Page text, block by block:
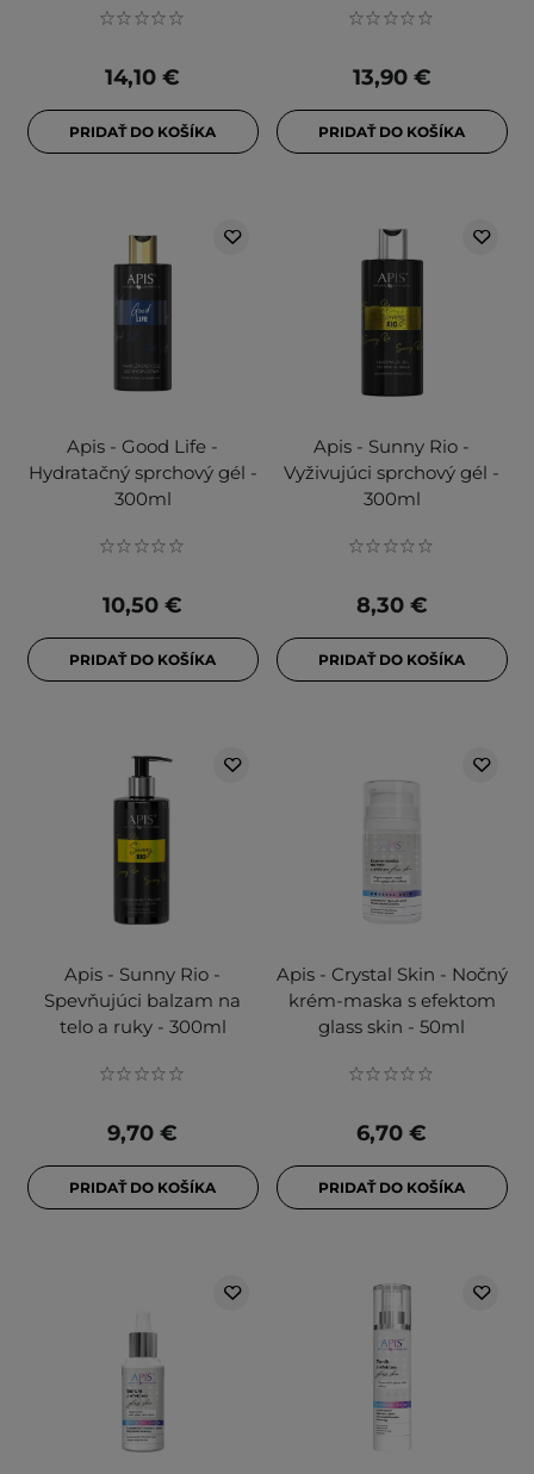
14,10 €
PRIDAŤ DO KOŠÍKA
13,90 €
PRIDAŤ DO KOŠÍKA
Apis - Good Life -
Hydratačný sprchový gél -
300ml
10,50 €
PRIDAŤ DO KOŠÍKA
Apis - Sunny Rio -
Vyživujúci sprchový gél -
300ml
8,30 €
PRIDAŤ DO KOŠÍKA
Apis - Sunny Rio -
Spevňujúci balzam na
telo a ruky - 300ml
9,70 €
PRIDAŤ DO KOŠÍKA
Apis - Crystal Skin - Nočný
krém-maska s efektom
glass skin - 50ml
6,70 €
PRIDAŤ DO KOŠÍKA